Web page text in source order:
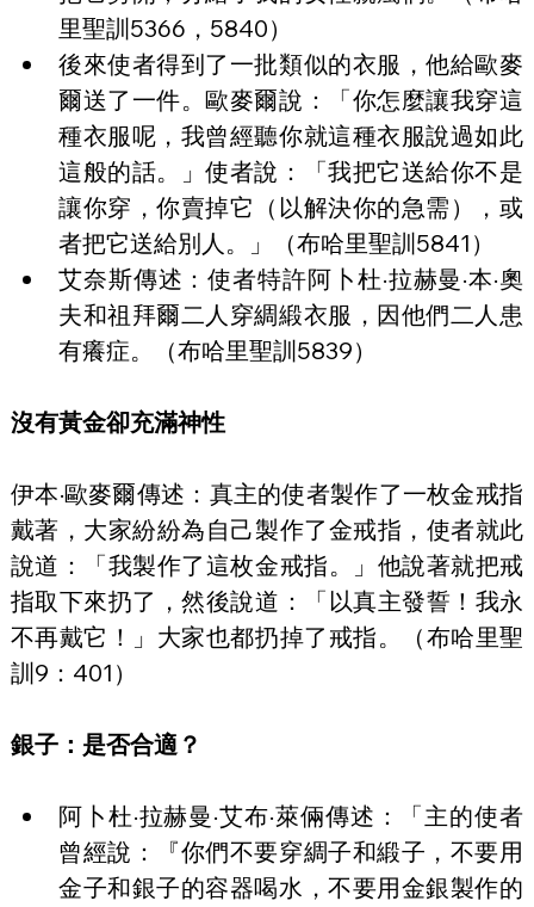
里聖訓5366，5840）
後來使者得到了一批類似的衣服，他給歐麥
爾送了一件。歐麥爾說：「你怎麼讓我穿這
種衣服呢，我曾經聽你就這種衣服說過如此
這般的話。」使者說：「我把它送給你不是
讓你穿，你賣掉它（以解決你的急需），或
者把它送給別人。」（布哈里聖訓5841）
艾奈斯傳述：使者特許阿卜杜·拉赫曼·本·奧
夫和祖拜爾二人穿綢緞衣服，因他們二人患
有癢症。（布哈里聖訓5839）
沒有黃金卻充滿神性
伊本·歐麥爾傳述：真主的使者製作了一枚金戒指
戴著，大家紛紛為自己製作了金戒指，使者就此
說道：「我製作了這枚金戒指。」他說著就把戒
指取下來扔了，然後說道：「以真主發誓！我永
不再戴它！」大家也都扔掉了戒指。（布哈里聖
訓9：401）
銀子：是否合適？
阿卜杜·拉赫曼·艾布·萊倆傳述：「主的使者
曾經說：『你們不要穿綢子和緞子，不要用
金子和銀子的容器喝水，不要用金銀製作的